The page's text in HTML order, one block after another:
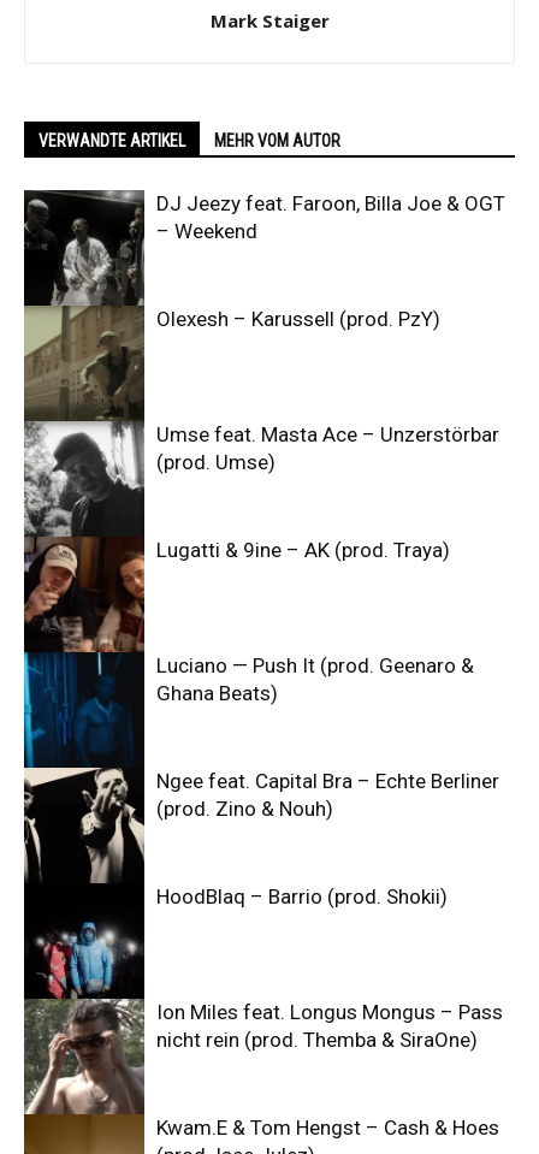
Mark Staiger
VERWANDTE ARTIKEL MEHR VOM AUTOR
DJ Jeezy feat. Faroon, Billa Joe & OGT
– Weekend
Olexesh – Karussell (prod. PzY)
Umse feat. Masta Ace – Unzerstörbar
(prod. Umse)
Lugatti & 9ine – AK (prod. Traya)
Luciano — Push It (prod. Geenaro &
Ghana Beats)
Ngee feat. Capital Bra – Echte Berliner
(prod. Zino & Nouh)
HoodBlaq – Barrio (prod. Shokii)
Ion Miles feat. Longus Mongus – Pass
nicht rein (prod. Themba & SiraOne)
Kwam.E & Tom Hengst – Cash & Hoes